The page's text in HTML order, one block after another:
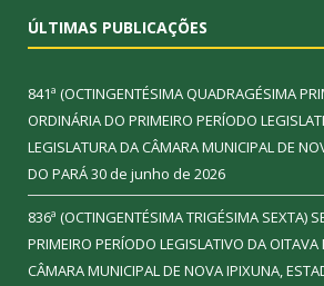
ÚLTIMAS PUBLICAÇÕES
841ª (OCTINGENTÉSIMA QUADRAGÉSIMA
ORDINÁRIA DO PRIMEIRO PERÍODO
LEGISLATURA DA CÂMARA MUNICIPAL DE
DO PARÁ30 de junho de 2026
836ª (OCTINGENTÉSIMA TRIGÉSIMA SEXTA)
PRIMEIRO PERÍODO LEGISLATIVO DA OITAVA
CÂMARA MUNICIPAL DE NOVA IPIXUNA,